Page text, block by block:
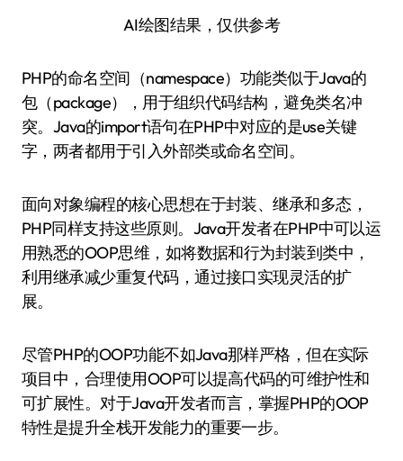
AI绘图结果，仅供参考
PHP的命名空间（namespace）功能类似于Java的
包（package），用于组织代码结构，避免类名冲
突。Java的import语句在PHP中对应的是use关键
字，两者都用于引入外部类或命名空间。
面向对象编程的核心思想在于封装、继承和多态，
PHP同样支持这些原则。Java开发者在PHP中可以运
用熟悉的OOP思维，如将数据和行为封装到类中，
利用继承减少重复代码，通过接口实现灵活的扩
展。
尽管PHP的OOP功能不如Java那样严格，但在实际
项目中，合理使用OOP可以提高代码的可维护性和
可扩展性。对于Java开发者而言，掌握PHP的OOP
特性是提升全栈开发能力的重要一步。